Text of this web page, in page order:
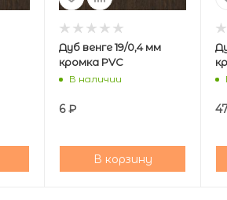
Дуб венге 19/0,4 мм
кромка PVC
В наличии
6₽
В корзину